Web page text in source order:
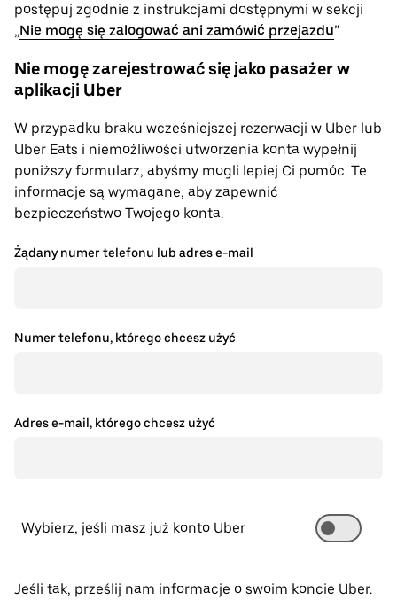
postępuj zgodnie z instrukcjami dostępnymi w sekcji
„Nie mogę się zalogować ani zamówić przejazdu”.
Nie mogę zarejestrować się jako pasażer w
aplikacji Uber
W przypadku braku wcześniejszej rezerwacji w Uber lub
Uber Eats i niemożliwości utworzenia konta wypełnij
poniższy formularz, abyśmy mogli lepiej Ci pomóc. Te
informacje są wymagane, aby zapewnić
bezpieczeństwo Twojego konta.
Żądany numer telefonu lub adres e-mail
Numer telefonu, którego chcesz użyć
Adres e-mail, którego chcesz użyć
Wybierz, jeśli masz już konto Uber
Jeśli tak, prześlij nam informacje o swoim koncie Uber.